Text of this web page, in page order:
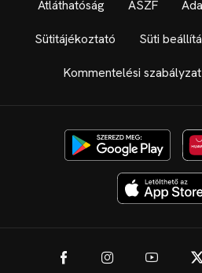
Átláthatóság ÁSZF
Sütitájékoztató Süti
Kommentelési szabályzat